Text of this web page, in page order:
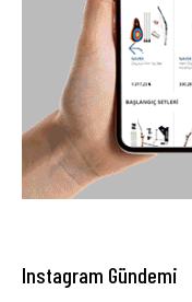
Instagram Gündemi